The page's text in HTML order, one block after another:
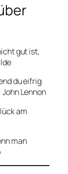
gut ist,
du eifrig
Lennon
am
man